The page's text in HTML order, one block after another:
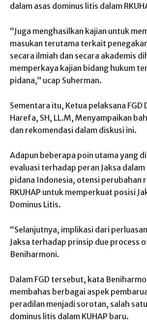
dalam asas dominus litis dalam
“Juga menghasilkan kajian untuk
masukan terutama terkait
secara ilmiah dan secara akademis
memperkaya kajian bidang hukum
pidana,” ucap Suherman.
Sementara itu, Ketua pelaksana FGD
Harefa, SH, LL.M, Menyampaikan
dan rekomendasi dalam diskusi ini.
Adapun beberapa poin utama yang
evaluasi terhadap peran Jaksa
pidana Indonesia, otensi perubahan
RKUHAP untuk memperkuat posisi
Dominus Litis.
“Selanjutnya, implikasi dari
Jaksa terhadap prinsip due process
Beniharmoni.
Dalam FGD tersebut, kata
membahas berbagai aspek
peradilan menjadi sorotan, salah
dominus litis dalam KUHAP baru.